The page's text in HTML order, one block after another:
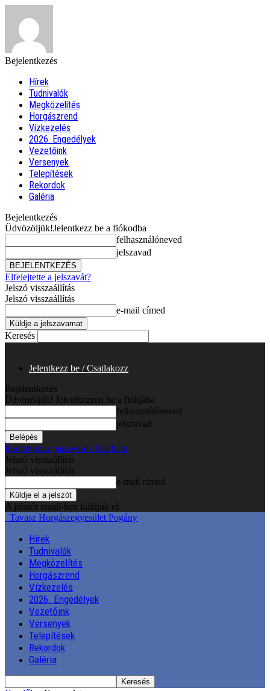
Bejelentkezés
Hírek
Tudnivalók
Megközelítés
Horgászrend
Vízkezelés
2026. Engedélyek
Vezetőink
Versenyek
Telepítések
Rekordok
Galéria
Bejelentkezés
Üdvözöljük!Jelentkezz be a fiókodba
felhasználóneved
jelszavad
Elfelejtette a jelszavát?
Jelszó visszaállítás
Jelszó visszaállítás
e-mail címed
Keresés
Jelentkezz be / Csatlakozz
Bejelentkezés
Üdvözöljük! Jelentkezzen be a fiókjába
felhasználóneved
jelszavad
Forgot your password? Get help
Jelszó visszaállítás
Jelszó visszaállítás
e-mail címed
A jelszót email-ben küldjük el.
Tavasz Horgászegyesület Pogány
Hírek
Tudnivalók
Megközelítés
Horgászrend
Vízkezelés
2026. Engedélyek
Vezetőink
Versenyek
Telepítések
Rekordok
Galéria